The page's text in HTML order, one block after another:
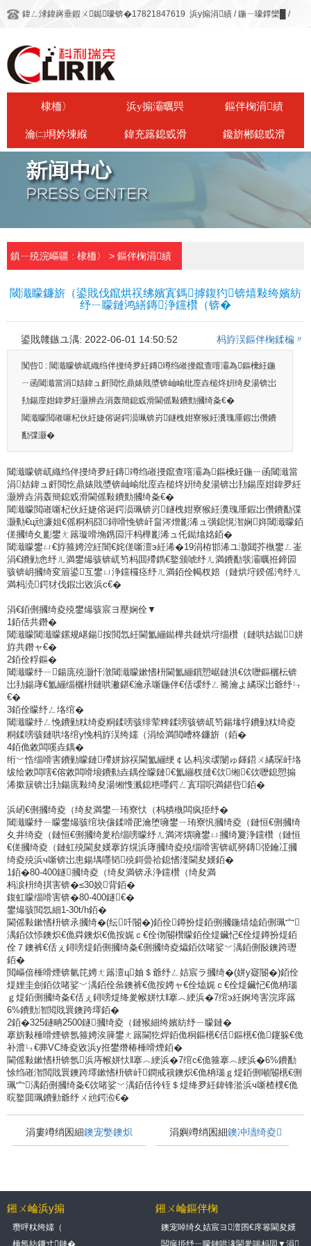
鍏ㄥ浗鍏嶈垂鍜ㄨ鐑嚎锛�17821847619 浜у搧涓績 /鍦ㄧ嚎鐣欒█ /
棣栭〉 浜у搧灞曞巺 鏂伴椈涓績
瀹㈡埛妗堜緥 鍏充簬鎴戜滑 鑱旂郴鎴戜滑
鎮ㄧ殑浣嶇疆 : 棣栭〉 > 鏂伴椈涓績
閾濈矇鐮旂（鍙戝伐鑹烘祦绋嬪寘鎷摢鍑犳锛熺敤绔嬪紡
纾ㄧ矇鏈鸿繕鏄浄钂欑（锛�
鍙戝竷鏃ユ湡: 2022-06-01 14:50:52 杩斿洖鏂伴椈鍒楄〃
闃呰 : 閾濈矇锛屼織绉伴摱绮夛紝鏄竴绉嶉摱鑹查噾灞為鏂欙紝鍦
ㄧ函閾濈當涓姞鍏ュ皯閲忔鼎婊戝墏锛屾崳纰庢垚槌炵姸绮夋湯锛岀
劧鍚庢姏鍏夛紝灏辨垚涓轰簡鎴戜滑閫傜敤鐨勯摑绮夈€�
閾濈矇閲嶉噺杞伙紝婕傛诞鍔涢珮锛岃鐩栧姏寮猴紝瀵瑰厜鍜岀儹鐨
勫弽灏�
閾濈矇锛屼織绉伴摱绮夛紝鏄竴绉嶉摱鑹查噾灞為鏂欙紝鍦ㄧ函閾濈當
涓姞鍏ュ皯閲忔鼎婊戝墏锛屾崳纰庢垚槌炵姸绮夋湯锛岀劧鍚庢姏鍏夛紝
灏辨垚涓轰簡鎴戜滑閫傜敤鐨勯摑绮夈€�
閾濈矇閲嶉噺杞伙紝婕傛诞鍔涢珮锛岃鐩栧姏寮猴紝瀵瑰厜鍜岀儹鐨勫弽
灏勬€ц兘濂姐€傜粡杩囧鐞嗗悗锛屽畠涔熷彲浠ュ彉鎴愰潪娴姩閾濈矇銆
傞摑绮夊彲鐢ㄤ簬璇嗗埆鎸囩汗杩樺彲浠ュ仛鐑熻姳銆�
閾濈矇鐢ㄩ€斿箍娉涳紝闇€姹傞噺澶э紝浠�19涓栫邯浠ユ潵閮芥槸鐢ㄥ崟
涓€鐨勭悆纾ㄦ満鐢熶骇锛屼笉杩囬殢鐫€鐜颁唬纾ㄦ満鐨勫彂灞曞拰鍗囩
骇锛岄摑绮変篃鍙互鐢ㄩ浄钂欏痉纾ㄦ満銆佺幆杈婄（鏈烘垨鍨傜洿纾ㄦ
満杩涜鍔犲伐鍜岀敓浜с€�
涓€銆侀摑绮夌殑鐢熶骇宸ヨ壓娴佺▼
1銆佸共鐕�
閾濈矇閾濈矇鏍规嵁鍚按閲忥紝閫氳繃鐑樺共鏈烘垨缁欑（鏈哄姞鐑┖姘
斿共鐕ャ€�
2銆佺粰鏂�
閾濈矇纾ㄧ鍚庣殑灏忓潡閾濈矇鏉愭枡閫氳繃鎻愬崌鏈洪€佽嚦鏂欐枟锛
岀劧鍚庨€氳繃缁欐枡鏈哄潎鍖€瀹氶噺鍦伴€佸叆纾ㄥ簥瀹よ繘琛岀爺纾ㄣ
€�
3銆佺矇纾ㄥ垎绾�
閾濈矇纾ㄥ悗鐨勭粏绮夌粡鍒嗙骇绯荤粺鍒嗙骇锛屼笉鍚堟牸鐨勭粏绮夌
粡鍒嗙骇鏈哄垎绾у悗杩斿洖绔嬬（涓绘満閲嶆柊鐮旂（銆�
4銆佹敹闆嗘垚鍝�
绗﹀悎缁嗗害鐨勭矇鏈殢姘旀祦閫氳繃绠￠亾杩涘叆闄ゅ皹鍣ㄨ繘琛屽垎
绂绘敹闆嗐€傛敹闆嗗埌鐨勬垚鍝佺矇鏈€氳繃杈撻€佽缃€佽嚦鎴愬搧
浠撳簱锛岀劧鍚庣敤绮夋湯缃愯溅鎴栬嚜鍔ㄥ寘瑁呮満鍖呰銆�
浜屻€侀摑绮夌（绮夋満鐢ㄧ珛寮忕（杩樻槸闆疯挋纾�
閾濈矇纾ㄧ矇鐢熶骇绾块儴鍒嗗巶瀹堕噰鐢ㄧ珛寮忛摑绮夌（鏈恒€侀摑绮
夊井绮夌（鏈恒€侀摑绮夎秴缁嗙矇纾ㄦ満涔熼噰鐢ㄩ摑绮夐浄钂欑（鏈恒
€傞摑绮夌（鏈虹殑閫夋嫨搴斿熀浜庨摑绮夌殑缁嗗害锛屼簩鏄弬鑰冮摑
绮夌殑浜ч噺锛岀患鍚堣嚜韬殑鎶曡祫鎴愭湰閫夋嫨銆�
1銆�80-400鐩摑绮夌（绮夋満锛氶浄钂欑（绮夋満
杩涙枡绮掑害锛�≤30姣背銆�
鍑虹矇缁嗗害锛�80-400鐩€�
鐢熶骇閲忥細1-30t/h銆�
閫傜敤鏉愭枡锛氶摑绮�(纭吀閽�)銆佺鐏扮煶銆侀摑鍦熺熆銆侀珮宀
湡銆佽悿鐭炽€佹粦鐭炽€佹按娓ｃ€佺伆閽欑矇銆佺煶鑶忋€佺煶鐏扮煶銆
佺７鐭裤€佸ぇ鐞嗙煶銆侀摑绮夈€侀摑绮夌爞銆佽啫娑﹀湡銆侀敯鐭跨瓑
銆�
閲嶇偣棰嗗煙锛氫笓娉ㄤ簬澶ц妯＄爺纾ㄥ姞宸ラ摑绮�(姘у寲閽�)銆佺
煶娌圭劍銆佽啫娑﹀湡銆佺叅鐭裤€佹按娉ャ€佺熆娓ｃ€佺煶鑶忋€佹柟瑙
ｇ煶銆侀摑绮夈€佸ぇ鐞嗙煶绛夎帿姘忕‖搴︿綆浜�7绾э紝婀垮害浣庝簬
6%鐨勯潪閲戝睘鐭跨墿銆�
2銆�325鐩畘2500鐩摑绮夌（鏈猴細绔嬪紡纾ㄧ矇鏈�
搴旂敤棰嗗煙锛氬箍娉涘簲鐢ㄤ簬閫犵焊銆佹秱鏂欍€佸鏂欍€佹鑳躲€佹
补澧ㄣ€丳VC绛夌敓浜у拰鐢熸椿棰嗗煙銆�
閫傜敤鏉愭枡锛氬浜庤帿姘忕‖搴︿綆浜�7绾с€佹箍搴︿綆浜�6%鐨勫
悇绉嶉潪閲戝睘鐭跨墿鏉愭枡锛屽鐧戒簯鐭炽€佹柟瑙ｇ煶銆侀噸閽欍€侀
珮宀湡銆侀摑绮夈€佽啫娑﹀湡銆佸彾铚＄煶绛夛紝鍏锋湁浜ч噺楂樸€佹
晥鐜囬珮鐨勭爺纾ㄨ兘鍔涖€�
涓婁竴绡囷細鐭宠嫳鐭炽
煶5绉嶇熆鐭崇牬纰庡埗鐮
傜敓浜х嚎閰嶇疆
涓嬩竴绡囷細鐭冲瓙绮夌
鎺ㄨ崘浜у搧
瓒呯粏绔嬬（
棰氬紡鐮寸鏈�
鎺ㄨ崘鏂伴椈
鐭宠啅绮夊姞宸ヨ澶囨€庝箞閫夋嫨
锛熺煶鑶忕矇鐢熶骇绾挎€庝箞閰嶇疆
闆疯挋纾ㄧ矇鏈哄湪閫夎喘杩囩▼涓